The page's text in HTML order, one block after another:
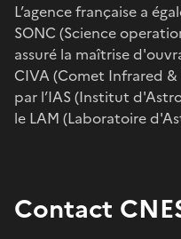
L’agence française a
SONC (Science
assuré la maîtrise
CIVA (Comet Infrared
par l’IAS (Institut
le LAM (Laboratoire
Contact